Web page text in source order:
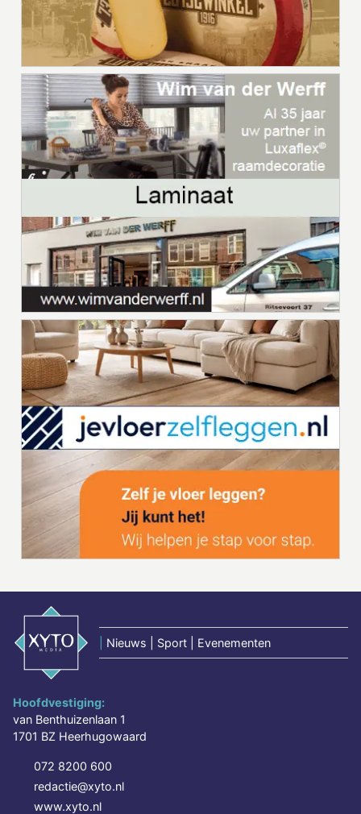
Nieuws | Sport | Evenementen
Hoofdvestiging:
van Benthuizenlaan 1
1701 BZ Heerhugowaard
072 8200 600
redactie@xyto.nl
www.xyto.nl